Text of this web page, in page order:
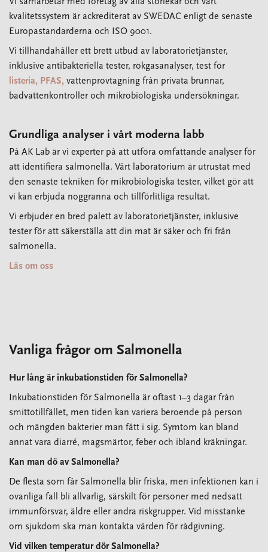
kvalitetssystem är ackrediterat av SWEDAC enligt de senaste
Europastandarderna och ISO 9001.
Vi tillhandahåller ett brett utbud av laboratorietjänster,
inklusive antibakteriella tester, rökgasanalyser, test för
listeria, PFAS, vattenprovtagning från privata brunnar,
badvattenkontroller och mikrobiologiska undersökningar.
Grundliga analyser i vårt moderna labb
På AK Lab är vi experter på att utföra omfattande analyser för
att identifiera salmonella. Vårt laboratorium är utrustat med
den senaste tekniken för mikrobiologiska tester, vilket gör att
vi kan erbjuda noggranna och tillförlitliga resultat.
Vi erbjuder en bred palett av laboratorietjänster, inklusive
tester för att säkerställa att din mat är säker och fri från
salmonella.
Läs om oss
Vanliga frågor om Salmonella
Hur lång är inkubationstiden för Salmonella?
Inkubationstiden för Salmonella är oftast 1–3 dagar från
smittotillfället, men tiden kan variera beroende på person
och mängden bakterier man fått i sig. Symtom kan bland
annat vara diarré, magsmärtor, feber och ibland kräkningar.
Kan man dö av Salmonella?
De flesta som får Salmonella blir friska, men infektionen kan i
ovanliga fall bli allvarlig, särskilt för personer med nedsatt
immunförsvar, äldre eller andra riskgrupper. Vid misstanke
om sjukdom ska man kontakta vården för rådgivning.
Vid vilken temperatur dör Salmonella?